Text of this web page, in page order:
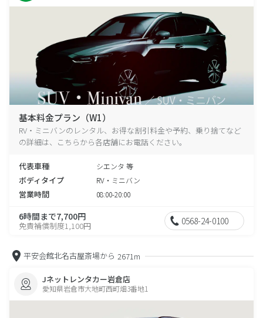
基本料金プラン（W1）
RV・ミニバンのレンタル、お得な割引料金や予約、乗り捨てなど
の詳細は、こちらから各店舗にお電話ください。
代表車種 シエンタ 等
ボディタイプ RV・ミニバン
営業時間 08:00-20:00
6時間まで7,700円
免責補償制度1,100円 0568-24-0100
平安会館北名古屋斎場から 2671m
Jネットレンタカー岩倉店
愛知県岩倉市大地町西町畑3番地1